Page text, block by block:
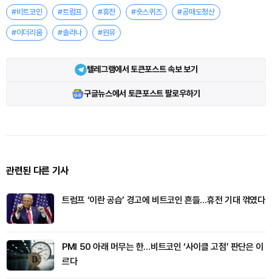
#비트코인 #트럼프 #휴전 #숏스퀴즈 #공매도청산
#이더리움 #솔라나 #원유
텔레그램에서 토큰포스트 속보 보기
구글뉴스에서 토큰포스트 팔로우하기
관련된 다른 기사
트럼프 ‘이란 공습’ 경고에 비트코인 흔들…휴전 기대 꺾였다
PMI 50 아래 머무는 한…비트코인 ‘사이클 고점’ 판단은 이
르다